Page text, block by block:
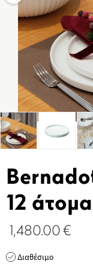
12 άτομα
1,480.00 €
Διαθέσιμο